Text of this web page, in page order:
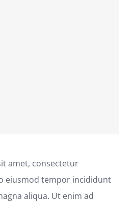
amet, consectetur
eiusmod tempor incididunt
aliqua. Ut enim ad